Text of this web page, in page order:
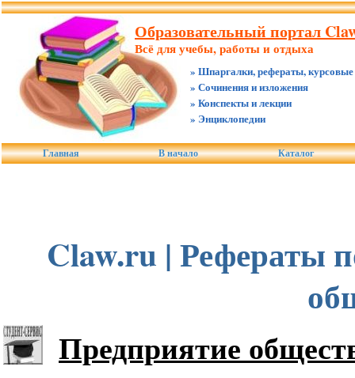
Образовательный портал
Всё для учебы, работы и отдыха
» Шпаргалки, рефераты, курсовые
» Сочинения и изложения
» Конспекты и лекции
» Энциклопедии
Главная В начало Каталог
Claw.ru | Рефераты
Предприятие